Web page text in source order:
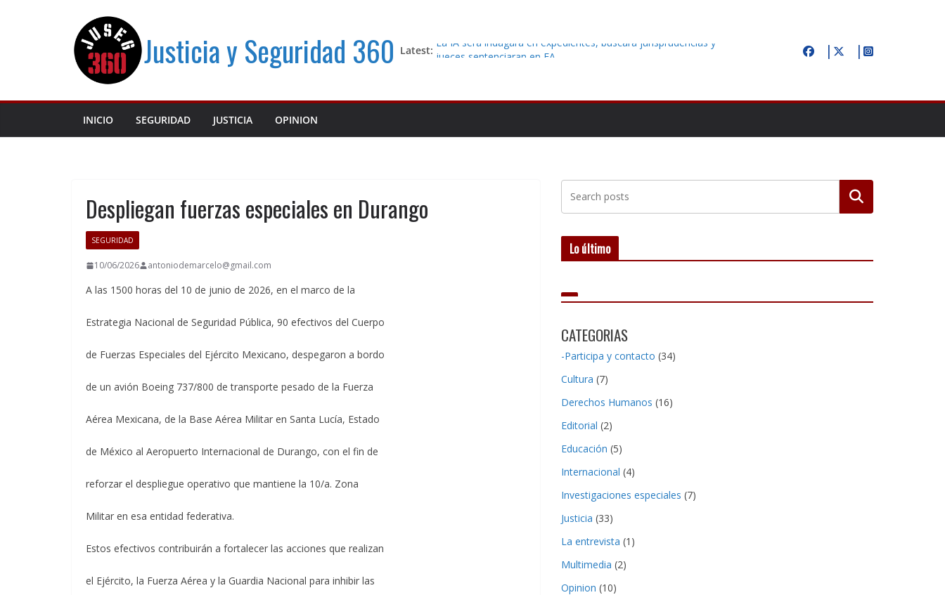
Justicia y Seguridad 360 Latest: La IA será indagará en expedientes, buscará jurisprudencias y
Comisión de Búsqueda solicita apoyo ciudadano
investigación sigue sin localizarlo
INICIO SEGURIDAD JUSTICIA OPINION
Despliegan fuerzas especiales en Durango
SEGURIDAD
10/06/2026 antoniodemarcelo@gmail.com
A las 1500 horas del 10 de junio de 2026, en el marco de la
Estrategia Nacional de Seguridad Pública, 90 efectivos del Cuerpo
de Fuerzas Especiales del Ejército Mexicano, despegaron a bordo
de un avión Boeing 737/800 de transporte pesado de la Fuerza
Aérea Mexicana, de la Base Aérea Militar en Santa Lucía, Estado
de México al Aeropuerto Internacional de Durango, con el fin de
reforzar el despliegue operativo que mantiene la 10/a. Zona
Militar en esa entidad federativa.
Estos efectivos contribuirán a fortalecer las acciones que realizan
el Ejército, la Fuerza Aérea y la Guardia Nacional para inhibir las
Buscar
Lo último
CATEGORIAS
-Participa y contacto (34)
Cultura (7)
Derechos Humanos (16)
Editorial (2)
Educación (5)
Internacional (4)
Investigaciones especiales (7)
Justicia (33)
La entrevista (1)
Multimedia (2)
Opinion (10)